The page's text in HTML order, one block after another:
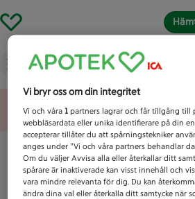
Vad letar du efter idag?
Unknown error
Vi bryr oss om din integritet
Vi och våra1 partners lagrar och får tillgång till
webbläsardata eller unika identifierare på din
accepterar tillåter du att spårningstekniker
anges under ”Vi och våra partners behandlar
Om du väljer Avvisa alla eller återkallar ditt
spårare är inaktiverade kan visst innehåll och
vara mindre relevanta för dig. Du kan
ändra dina val eller återkalla ditt samtycke när